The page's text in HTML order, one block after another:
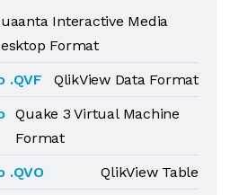
Interactive Media
Format
.QVF
QlikView Data Format
Quake 3 Virtual Machine
Format
.QVO
QlikView Table